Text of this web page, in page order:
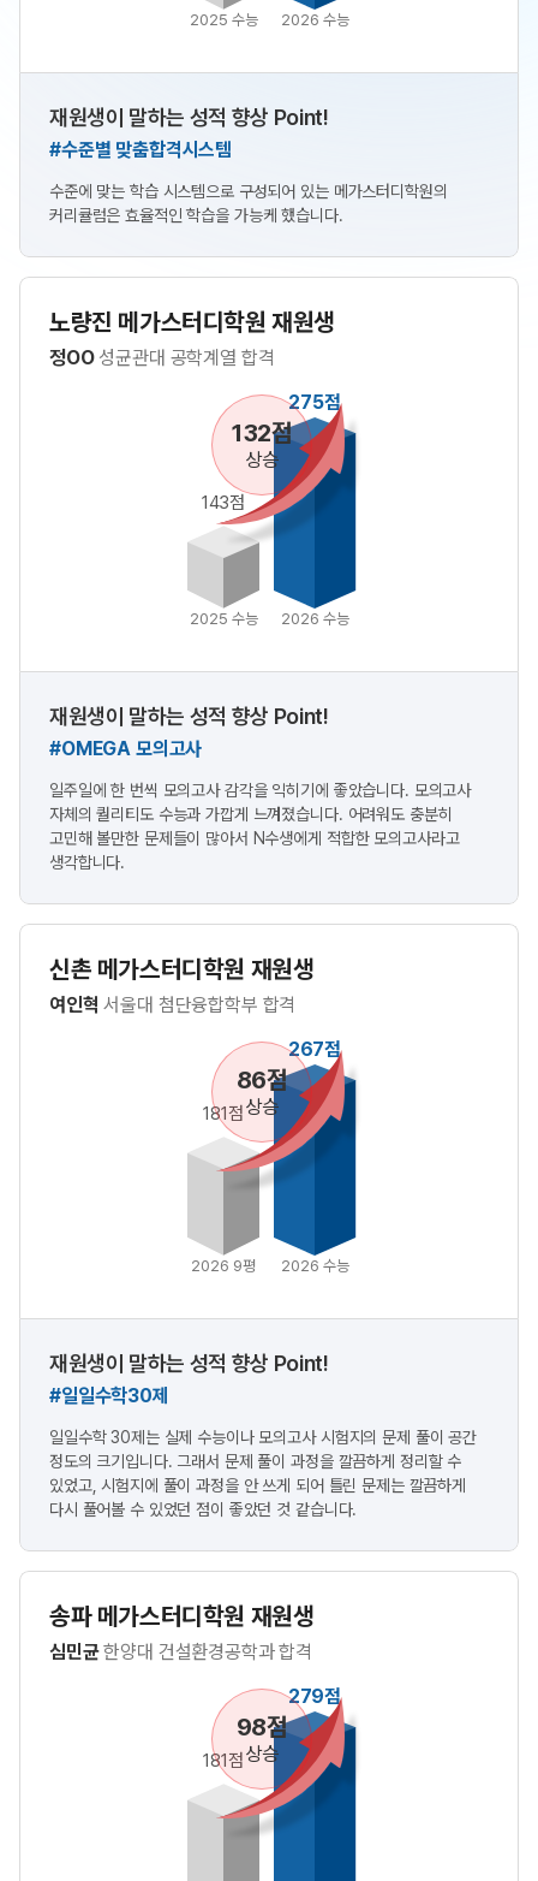
2025 수능 2026 수능
재원생이 말하는 성적 향상 Point!
#수준별 맞춤합격시스템
수준에 맞는 학습 시스템으로 구성되어 있는 메가스터디학원의
커리큘럼은 효율적인 학습을 가능케 했습니다.
노량진 메가스터디학원 재원생
정OO 성균관대 공학계열 합격
143점
2025 수능
132점
상승
275점
2026 수능
재원생이 말하는 성적 향상 Point!
#OMEGA 모의고사
일주일에 한 번씩 모의고사 감각을 익히기에 좋았습니다. 모의고사
자체의 퀄리티도 수능과 가깝게 느껴졌습니다. 어려워도 충분히
고민해 볼만한 문제들이 많아서 N수생에게 적합한 모의고사라고
생각합니다.
신촌 메가스터디학원 재원생
여인혁 서울대 첨단융합학부 합격
181점
2026 9평
86점
상승
267점
2026 수능
재원생이 말하는 성적 향상 Point!
#일일수학30제
일일수학 30제는 실제 수능이나 모의고사 시험지의 문제 풀이 공간
정도의 크기입니다. 그래서 문제 풀이 과정을 깔끔하게 정리할 수
있었고, 시험지에 풀이 과정을 안 쓰게 되어 틀린 문제는 깔끔하게
다시 풀어볼 수 있었던 점이 좋았던 것 같습니다.
송파 메가스터디학원 재원생
심민균 한양대 건설환경공학과 합격
181점
98점
상승
279점